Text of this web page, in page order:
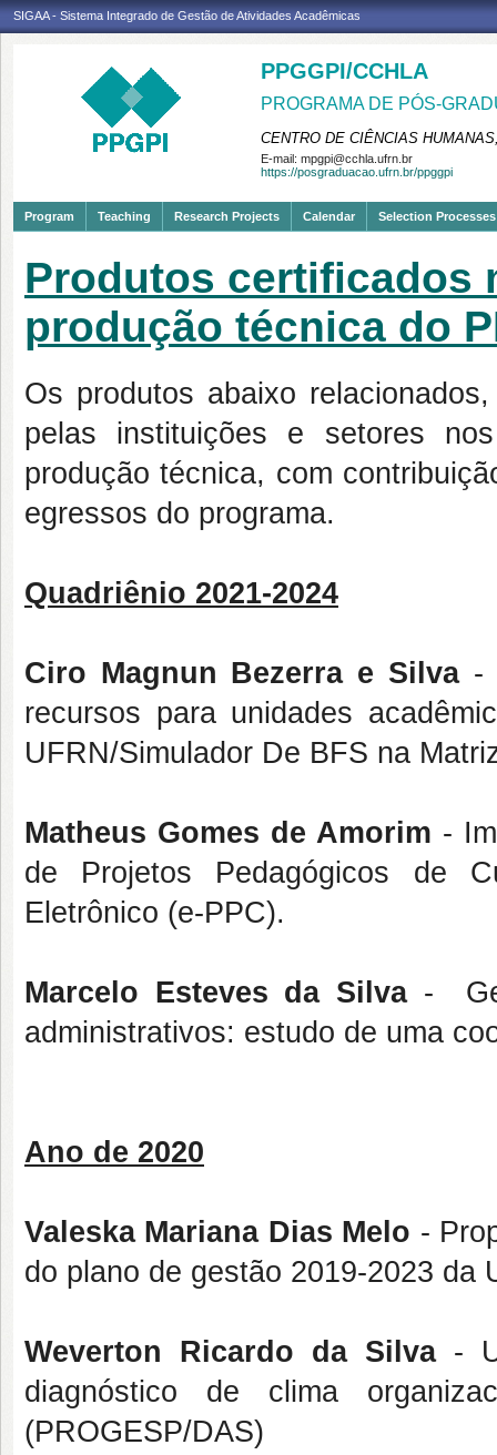
SIGAA - Sistema Integrado de Gestão de Atividades Acadêmicas
PPGGPI/CCHLA
PROGRAMA DE PÓS-
CENTRO DE CIÊNCIAS
E-mail: mpgpi@cchla.ufrn.br
https://posgraduacao.ufrn.br/ppggpi
Program Teaching Research Projects Calendar Selection Processes
Produtos certificados
produção técnica do
Os produtos abaixo
pelas instituições e setores
produção técnica, com
egressos do programa.
Quadriênio 2021-2024
Ciro Magnun Bezerra e Silva-
recursos para unidades
UFRN/Simulador De BFS na
Matheus Gomes de Amorim -
de Projetos Pedagógicos de
Eletrônico (e-PPC).
Marcelo Esteves da Silva-
administrativos: estudo de uma
Ano de 2020
Valeska Mariana Dias Melo -
do plano de gestão 2019-2023 da
Weverton Ricardo da Silva-
diagnóstico de clima
(PROGESP/DAS)